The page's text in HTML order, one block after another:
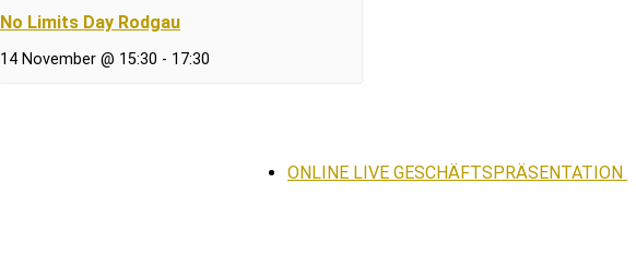
No Limits Day Rodgau
14 November @ 15:30 - 17:30
ONLINE LIVE GESCHÄFTSPRÄSENTATION